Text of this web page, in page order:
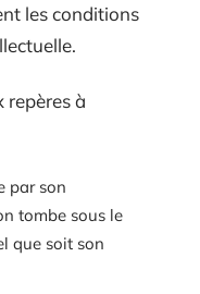
les conditions
repères à
par son
tombe sous le
que soit son